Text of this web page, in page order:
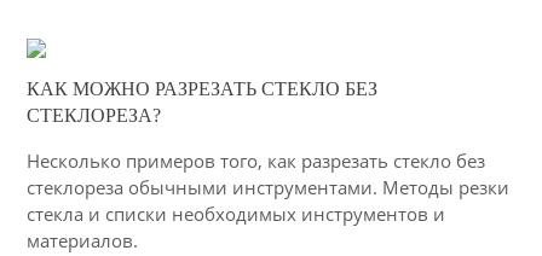
46
КАК МОЖНО РАЗРЕЗАТЬ СТЕКЛО БЕЗ
СТЕКЛОРЕЗА?
Несколько примеров того, как разрезать стекло без
стеклореза обычными инструментами. Методы резки
стекла и списки необходимых инструментов и
материалов.